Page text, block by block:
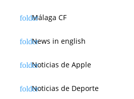
Málaga CF
News in english
Noticias de Apple
Noticias de Deporte